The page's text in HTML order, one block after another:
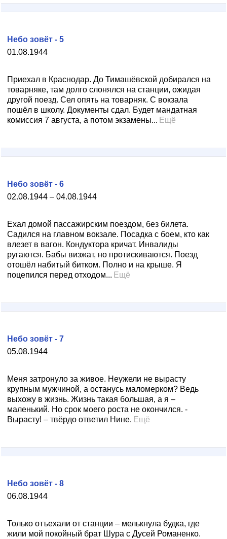
01.08.1944
Небо зовёт - 5
Приехал в Краснодар. До Тимашёвской добирался на
товарняке, там долго слонялся на станции, ожидая
другой поезд. Сел опять на товарняк. С вокзала
пошёл в школу. Документы сдал. Будет мандатная
комиссия 7 августа, а потом экзамены... Ещё
02.08.1944 – 04.08.1944
Небо зовёт - 6
Ехал домой пассажирским поездом, без билета.
Садился на главном вокзале. Посадка с боем, кто как
влезет в вагон. Кондуктора кричат. Инвалиды
ругаются. Бабы визжат, но протискиваются. Поезд
отошёл набитый битком. Полно и на крыше. Я
поцепился перед отходом... Ещё
05.08.1944
Небо зовёт - 7
Меня затронуло за живое. Неужели не вырасту
крупным мужчиной, а останусь маломерком? Ведь
выхожу в жизнь. Жизнь такая большая, а я –
маленький. Но срок моего роста не окончился. -
Вырасту! – твёрдо ответил Нине. Ещё
06.08.1944
Небо зовёт - 8
Только отъехали от станции – мелькнула будка, где
жили мой покойный брат Шура с Дусей Романенко.